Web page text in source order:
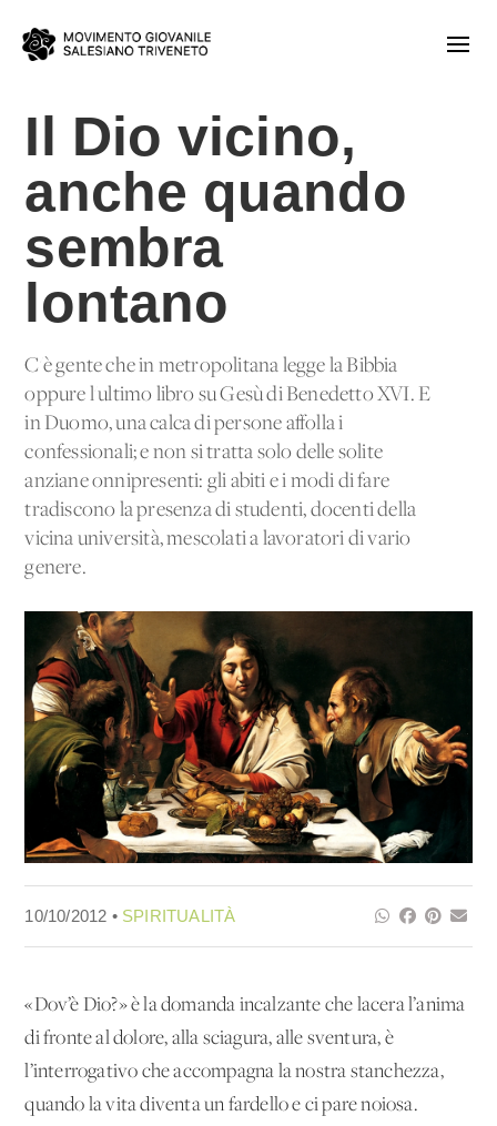
Il Dio vicino,
anche quando
sembra
lontano
C'è gente che in metropolitana legge la Bibbia
oppure l'ultimo libro su Gesù di Benedetto XVI. E
in Duomo, una calca di persone affolla i
confessionali; e non si tratta solo delle solite
anziane onnipresenti: gli abiti e i modi di fare
tradiscono la presenza di studenti, docenti della
vicina università, mescolati a lavoratori di vario
genere.
10/10/2012 • SPIRITUALITÀ
«Dov’è Dio?» è la domanda incalzante che lacera l’anima
di fronte al dolore, alla sciagura, alle sventura, è
l’interrogativo che accompagna la nostra stanchezza,
quando la vita diventa un fardello e ci pare noiosa.